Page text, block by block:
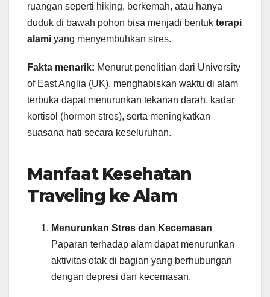
ruangan seperti hiking, berkemah, atau hanya
duduk di bawah pohon bisa menjadi bentuk terapi
alami yang menyembuhkan stres.
Fakta menarik: Menurut penelitian dari University
of East Anglia (UK), menghabiskan waktu di alam
terbuka dapat menurunkan tekanan darah, kadar
kortisol (hormon stres), serta meningkatkan
suasana hati secara keseluruhan.
Manfaat Kesehatan
Traveling ke Alam
Menurunkan Stres dan Kecemasan
Paparan terhadap alam dapat menurunkan
aktivitas otak di bagian yang berhubungan
dengan depresi dan kecemasan.